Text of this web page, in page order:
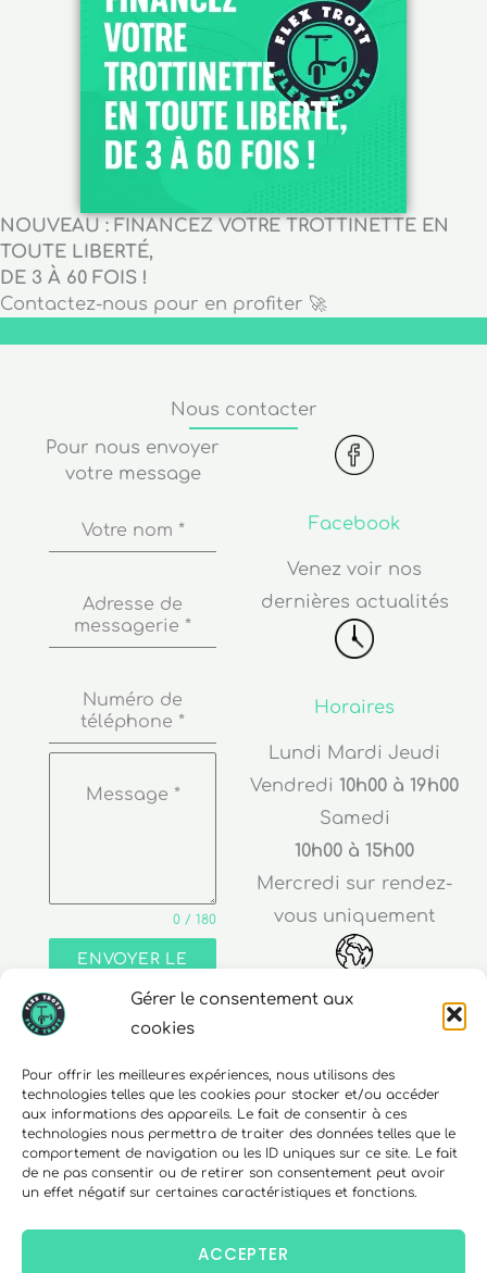
Gérer le consentement aux
cookies
Pour offrir les meilleures expériences, nous utilisons des
technologies telles que les cookies pour stocker et/ou accéder
aux informations des appareils. Le fait de consentir à ces
technologies nous permettra de traiter des données telles que le
comportement de navigation ou les ID uniques sur ce site. Le fait
de ne pas consentir ou de retirer son consentement peut avoir
un effet négatif sur certaines caractéristiques et fonctions.
ACCEPTER
NOUVEAU : FINANCEZ VOTRE TROTTINETTE EN
TOUTE LIBERTÉ,
DE 3 À 60 FOIS !
Contactez-nous pour en profiter 🚀
Nous contacter
Pour nous envoyer
votre message
Votre nom *
Adresse de
messagerie *
Numéro de
téléphone *
Message *
0 / 180
ENVOYER LE
Facebook
Venez voir nos
dernières actualités
Horaires
Lundi Mardi Jeudi
Vendredi 10h00 à 19h00
Samedi
10h00 à 15h00
Mercredi sur rendez-
vous uniquement
30 rue Edouard Richard
68000 Colmar
Téléphone